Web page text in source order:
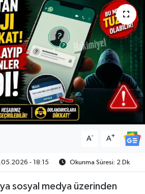
A- A+
- 18:15 Okunma Süresi: 2 Dk
sosyal medya üzerinden